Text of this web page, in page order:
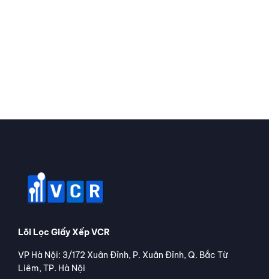
Lõi Lọc Giấy Xếp VCR
VP Hà Nội: 3/172 Xuân Đỉnh, P. Xuân Đỉnh, Q. Bắc Từ
Liêm, TP. Hà Nội